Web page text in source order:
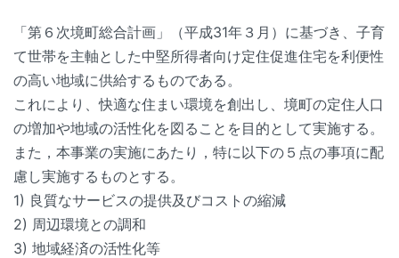
「第６次境町総合計画」（平成31年３月）に基づき、子育
て世帯を主軸とした中堅所得者向け定住促進住宅を利便性
の高い地域に供給するものである。
これにより、快適な住まい環境を創出し、境町の定住人口
の増加や地域の活性化を図ることを目的として実施する。
また，本事業の実施にあたり，特に以下の５点の事項に配
慮し実施するものとする。
1) 良質なサービスの提供及びコストの縮減
2) 周辺環境との調和
3) 地域経済の活性化等